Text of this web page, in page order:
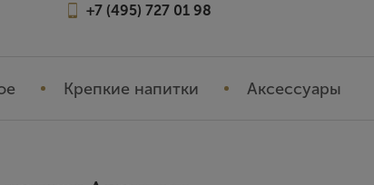
+7 (495) 727 01 98
Крепкие напитки Аксессуары